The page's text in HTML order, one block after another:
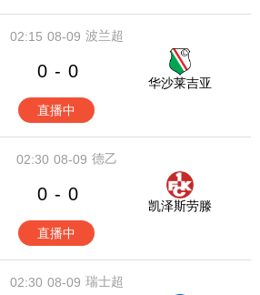
08-09
02:15 波兰超
0 - 0
华沙莱吉亚
直播中
08-09
02:30 德乙
0 - 0
凯泽斯劳滕
直播中
08-09
02:30 瑞士超